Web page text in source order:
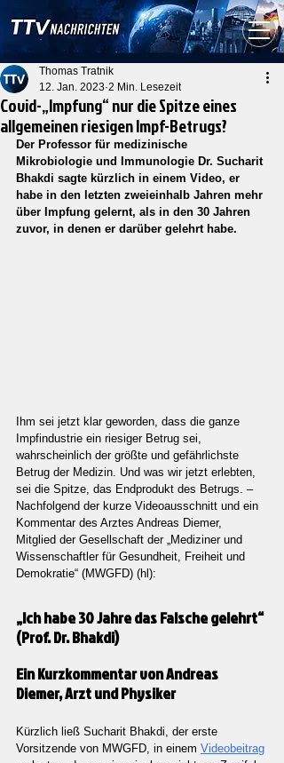
Covid-„Impfung“ nur die Spitze eines
allgemeinen riesigen Impf-Betrugs?
Thomas Tratnik
12. Jan. 2023 2 Min. Lesezeit
Der Professor für medizinische
Mikrobiologie und Immunologie Dr. Sucharit
Bhakdi sagte kürzlich in einem Video, er
habe in den letzten zweieinhalb Jahren mehr
über Impfung gelernt, als in den 30 Jahren
zuvor, in denen er darüber gelehrt habe.
Ihm sei jetzt klar geworden, dass die ganze
Impfindustrie ein riesiger Betrug sei,
wahrscheinlich der größte und gefährlichste
Betrug der Medizin. Und was wir jetzt erlebten,
sei die Spitze, das Endprodukt des Betrugs. –
Nachfolgend der kurze Videoausschnitt und ein
Kommentar des Arztes Andreas Diemer,
Mitglied der Gesellschaft der „Mediziner und
Wissenschaftler für Gesundheit, Freiheit und
Demokratie“ (MWGFD) (hl):
„Ich habe 30 Jahre das Falsche gelehrt“
(Prof. Dr. Bhakdi)
Ein Kurzkommentar von Andreas
Diemer, Arzt und Physiker
Kürzlich ließ Sucharit Bhakdi, der erste
Vorsitzende von MWGFD, in einem Videobeitrag